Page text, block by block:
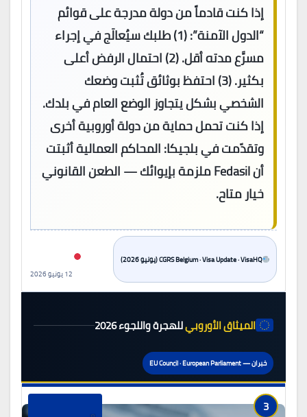
إذا كنت قادماً من دولة مدرجة على قوائم
“الدول الآمنة”: (1) طلبك سيُعالَج في إجراء
مسرَّع مدته أقل. (2) احتمال الرفض أعلى
بكثير. (3) احتفظ بوثائق تُثبت وضعك
الشخصي بشكل يتجاوز الوضع العام في بلدك.
إذا كنت تحمل حماية من دولة أوروبية أخرى
وتقدّمت في بلجيكا: المحاكم العمالية أثبتت
أن Fedasil ملزمة بإيوائك — الطعن القانوني
خيار متاح.
CGRS Belgium · Visa Update · VisaHQ (يونيو 2026)
الميثاق الأوروبيللهجرة واللجوء 2026
خبران — EU Council · European Parliament
3